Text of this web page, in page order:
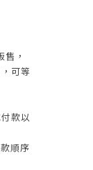
售，
， 可等
款以
順序